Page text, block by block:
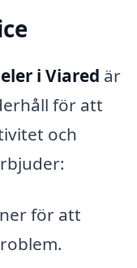
i Viared är
för att
och
för att